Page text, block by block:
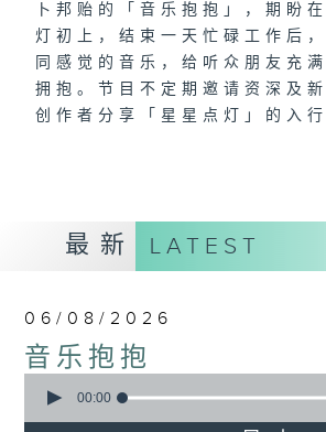
卜邦贻的「音乐抱抱」，期盼
灯初上，结束一天忙碌工作后
同感觉的音乐，给听众朋友充
拥抱。节目不定期邀请资深及
创作者分享「星星点灯」的入
会请热爱音乐的听众到现场
验轻松自在的音乐抱抱!
最新 LATEST
06/08/2026
音乐抱抱
seconds
00:00